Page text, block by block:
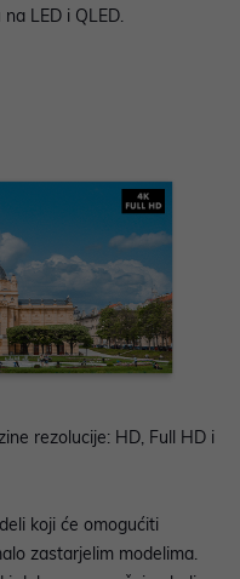
LED i QLED.
rezolucije: HD, Full HD i
koji će omogućiti
zastarjelim modelima.